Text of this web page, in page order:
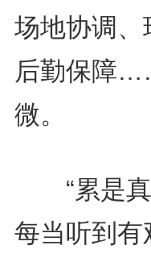
场地协调
后勤保障
微。
“累是真
每当听到有